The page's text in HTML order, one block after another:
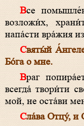
Все помышле́ние мое́ и ду́шу мою́ к тебе́
возложи́х,
напа́сти вра́жия
Свя­ты́й А́н­ге­ле Бо́­жий, храни́телю мой, моли́
Бо́­га о мне.
Враг попира́ет мя, и озлобля́ет, и поуча́ет
всегда́ твори́ти
мой, не оста́ви
Сла́ва От­цу́,